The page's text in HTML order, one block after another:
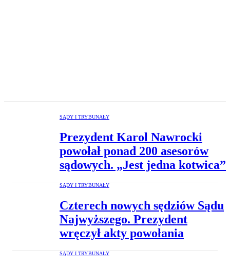
SĄDY I TRYBUNAŁY
Prezydent Karol Nawrocki
powołał ponad 200 asesorów
sądowych. „Jest jedna kotwica”
SĄDY I TRYBUNAŁY
Czterech nowych sędziów Sądu
Najwyższego. Prezydent
wręczył akty powołania
SĄDY I TRYBUNAŁY